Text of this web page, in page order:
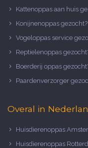
Kattenoppas aan huis
Konijnenoppas gezocht?
Vogeloppas service
Reptielenoppas
Boerderij oppas
Paardenverzorger
Overal in
Huisdierenoppas
Huisdierenoppas